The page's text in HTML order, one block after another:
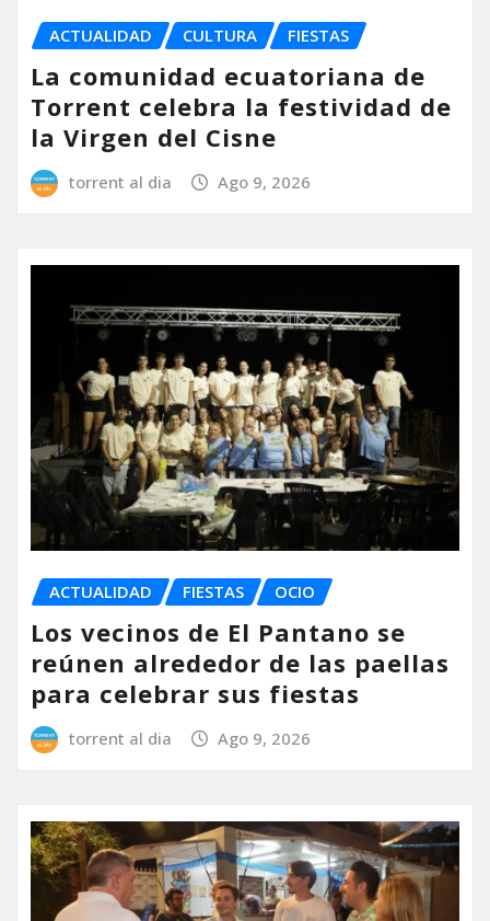
ACTUALIDAD CULTURA FIESTAS
La comunidad ecuatoriana de
Torrent celebra la festividad de
la Virgen del Cisne
torrent al dia Ago 9, 2026
ACTUALIDAD FIESTAS OCIO
Los vecinos de El Pantano se
reúnen alrededor de las paellas
para celebrar sus fiestas
torrent al dia Ago 9, 2026